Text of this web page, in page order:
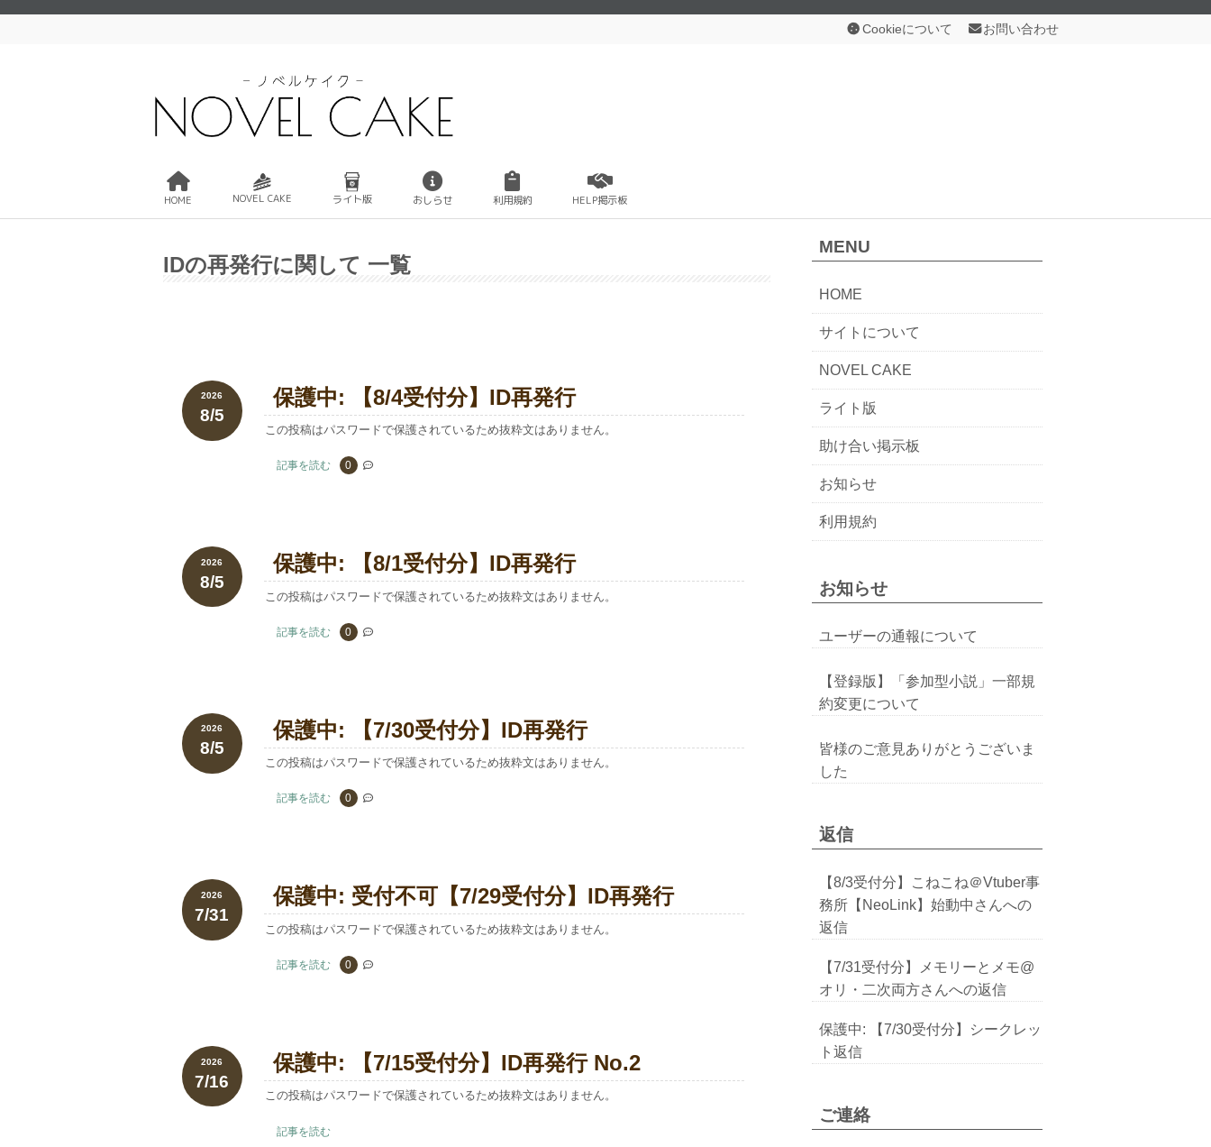
Cookieについて お問い合わせ
HOME NOVEL CAKE ライト版 おしらせ 利用規約 HELP掲示板
IDの再発行に関して 一覧
2026
8/5
保護中: 【8/4受付分】ID再発行
この投稿はパスワードで保護されているため抜粋文はありません。
記事を読む 0
2026
8/5
保護中: 【8/1受付分】ID再発行
この投稿はパスワードで保護されているため抜粋文はありません。
記事を読む 0
2026
8/5
保護中: 【7/30受付分】ID再発行
この投稿はパスワードで保護されているため抜粋文はありません。
記事を読む 0
2026
7/31
保護中: 受付不可【7/29受付分】ID再発行
この投稿はパスワードで保護されているため抜粋文はありません。
記事を読む 0
2026
7/16
保護中: 【7/15受付分】ID再発行 No.2
この投稿はパスワードで保護されているため抜粋文はありません。
記事を読む
MENU
HOME
サイトについて
NOVEL CAKE
ライト版
助け合い掲示板
お知らせ
利用規約
お知らせ
ユーザーの通報について
【登録版】「参加型小説」一部規
約変更について
皆様のご意見ありがとうございま
した
返信
【8/3受付分】こねこね＠Vtuber事
務所【NeoLink】始動中さんへの
返信
【7/31受付分】メモリーとメモ@
オリ・二次両方さんへの返信
保護中: 【7/30受付分】シークレッ
ト返信
ご連絡